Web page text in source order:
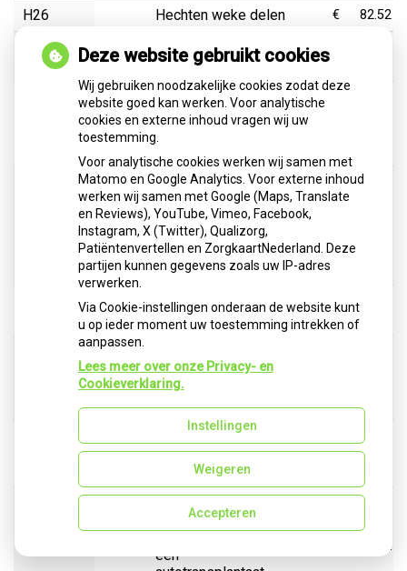
H26 Hechten weke delen € 82.52
H50
Terugzetten tand of
kies, eerste element
Terugzetten tand of
kies, volgend
element in dezelfde
Voorbereiding
praktijkruimte ten
behoeve van
chirurgische
verrichtingen vallend
onder onderdeel B
Hemisectie van een
molaar
€
tand of kies ter
bevordering van de
doorbraak
Moeizaam trekken
tand of kies met
behulp van chirurgie
€ 90.02
Onderzoek ten
behoeve van de
een
97.52
Deze website gebruikt cookies
Wij gebruiken noodzakelijke cookies zodat deze
website goed kan werken. Voor analytische
cookies en externe inhoud vragen wij uw
toestemming.
Voor analytische cookies werken wij samen met
Matomo en Google Analytics. Voor externe inhoud
werken wij samen met Google (Maps, Translate
en Reviews), YouTube, Vimeo, Facebook,
Instagram, X (Twitter), Qualizorg,
Patiëntenvertellen en ZorgkaartNederland. Deze
partijen kunnen gegevens zoals uw IP-adres
verwerken.
Via Cookie-instellingen onderaan de website kunt
u op ieder moment uw toestemming intrekken of
aanpassen.
Lees meer over onze Privacy- en
Cookieverklaring.
Instellingen
Weigeren
Accepteren